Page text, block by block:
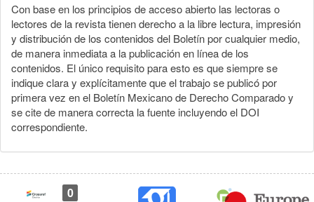
Con base en los principios de acceso abierto las lectoras o
lectores de la revista tienen derecho a la libre lectura, impresión
y distribución de los contenidos del Boletín por cualquier medio,
de manera inmediata a la publicación en línea de los
contenidos. El único requisito para esto es que siempre se
indique clara y explícitamente que el trabajo se publicó por
primera vez en el Boletín Mexicano de Derecho Comparado y
se cite de manera correcta la fuente incluyendo el DOI
correspondiente.
0